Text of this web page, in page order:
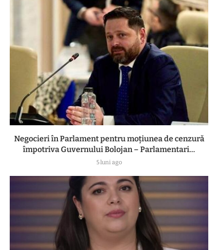
Negocieri în Parlament pentru moțiunea de cenzură
împotriva Guvernului Bolojan – Parlamentari...
5 luni ago